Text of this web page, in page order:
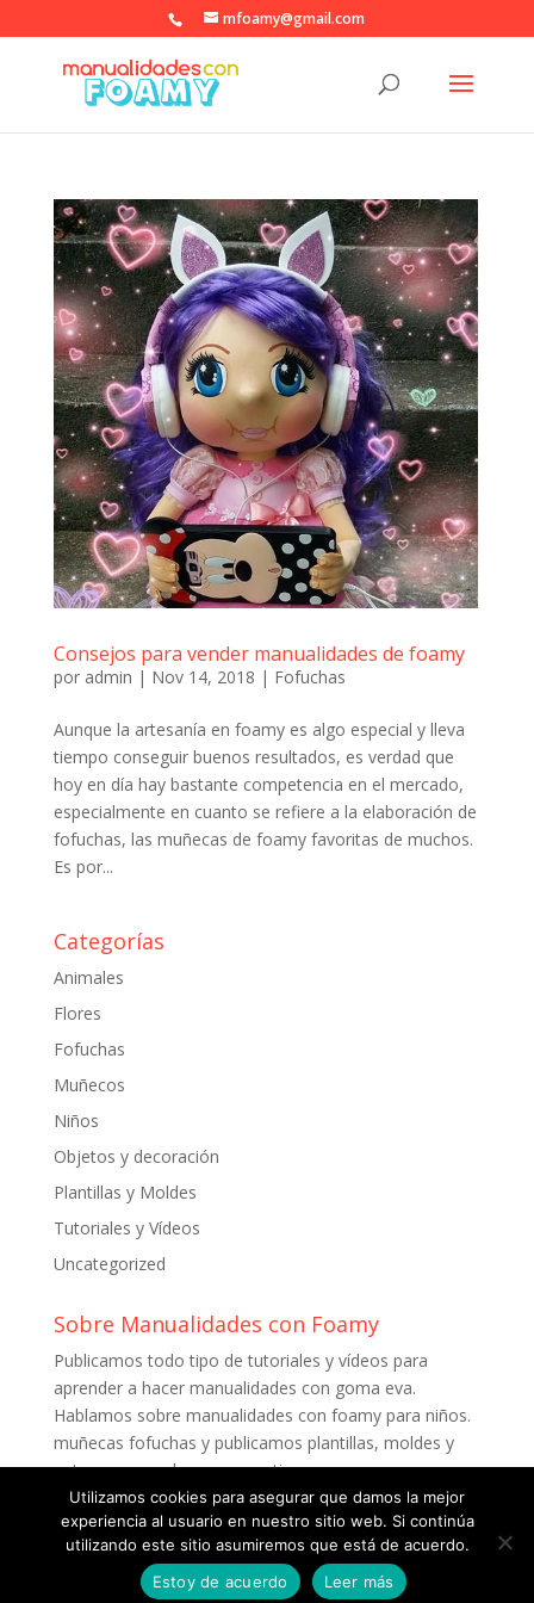
mfoamy@gmail.com
Consejos para vender manualidades de foamy
por admin | Nov 14, 2018 | Fofuchas
Aunque la artesanía en foamy es algo especial y lleva
tiempo conseguir buenos resultados, es verdad que
hoy en día hay bastante competencia en el mercado,
especialmente en cuanto se refiere a la elaboración de
fofuchas, las muñecas de foamy favoritas de muchos.
Es por...
Categorías
Animales
Flores
Fofuchas
Muñecos
Niños
Objetos y decoración
Plantillas y Moldes
Tutoriales y Vídeos
Uncategorized
Sobre Manualidades con Foamy
Publicamos todo tipo de tutoriales y vídeos para
aprender a hacer manualidades con goma eva.
Hablamos sobre manualidades con foamy para niños.
muñecas fofuchas y publicamos plantillas, moldes y
patrones para descargar gratis.
Utilizamos cookies para asegurar que damos la mejor
experiencia al usuario en nuestro sitio web. Si continúa
utilizando este sitio asumiremos que está de acuerdo.
Estoy de acuerdo
Leer más